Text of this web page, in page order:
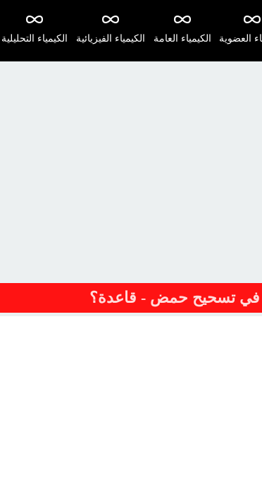
الكيمياء التحليلية الكيمياء الفيزيائية الكيمياء العامة العضوية
في تسحيح حمض - قاعدة؟